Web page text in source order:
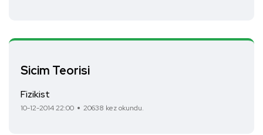
Sicim Teorisi
Fizikist
10-12-2014 22:00 20638 kez okundu.